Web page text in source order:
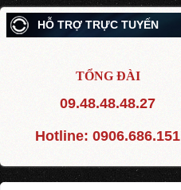
HỖ TRỢ TRỰC TUYẾN
TỔNG ĐÀI
09.48.48.48.27
Hotline: 0906.686.151